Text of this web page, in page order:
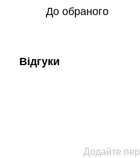
До обраного
Відгуки
Додайте